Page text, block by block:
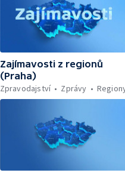
Zajímavosti z regionů
(Praha)
Zpravodajství
Zprávy